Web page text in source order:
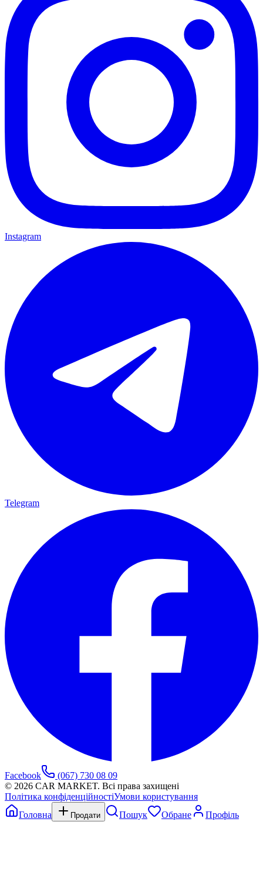
Instagram
Telegram
Facebook
(067) 730 08 09
© 2026 CAR MARKET. Всі права захищені
Політика конфіденційностіУмови користування
Головна
Продати Пошук Обране Профіль